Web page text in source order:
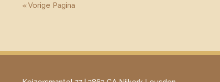
« Vorige Pagina